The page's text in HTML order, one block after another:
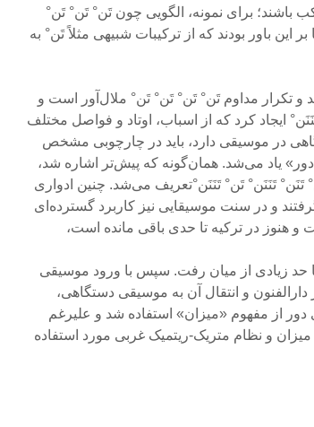
برای نمونه، الگویی چون تَن° تَن° تَن°
باور بودند که از ترکیبات شبیهی مثلاً تَن° به
و تکرار مداوم تَن° تَن° تَن° تَن° ملال‌آور است و
ایجاد کرد که از اسباب، اوتاد و فواصل مختلف
در موسیقی دارد، باید در چارچوبی مشخص
یاد می‌شد. همان‌گونه که پیش‌تر اشاره شد،
تَنَن° تَنَنَن° تَن° تَنَنَن°تعریف می‌شد. چنین ادواری
و در سنت موسیقایی نیز کاربرد گسترده‌ای
و هنوز در ترکیه تا حدی باقی مانده است،
حد زیادی از میان رفت. سپس با ورود موسیقی
و انتقال آن به موسیقی دستگاهی،
دور از مفهوم «میزان» استفاده شد و علی­رغم
و نظام متریک-ریتمیک غربی مورد استفاده